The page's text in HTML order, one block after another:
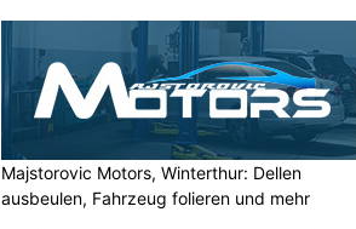
Majstorovic Motors, Winterthur: Dellen
ausbeulen, Fahrzeug folieren und mehr